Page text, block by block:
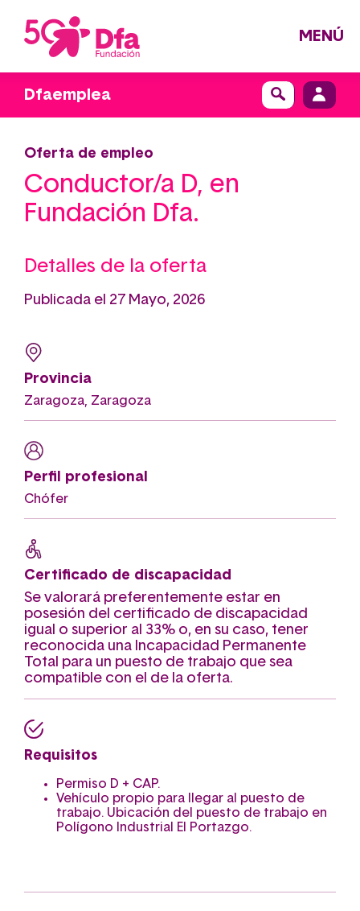
contenido
principal
MENÚ
Dfaemplea
Oferta de empleo
Conductor/a D, en
Fundación Dfa.
Detalles de la oferta
Publicada el 27 Mayo, 2026
Provincia
Zaragoza, Zaragoza
Perfil profesional
Chófer
Certificado de discapacidad
Se valorará preferentemente estar en
posesión del certificado de discapacidad
igual o superior al 33% o, en su caso, tener
reconocida una Incapacidad Permanente
Total para un puesto de trabajo que sea
compatible con el de la oferta.
Requisitos
Permiso D + CAP.
Vehículo propio para llegar al puesto de
trabajo. Ubicación del puesto de trabajo en
Polígono Industrial El Portazgo.